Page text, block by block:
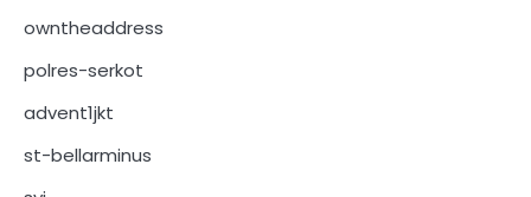
owntheaddress
polres-serkot
advent1jkt
st-bellarminus